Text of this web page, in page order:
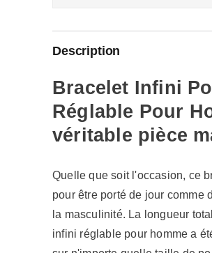
Description
Bracelet Infini
Réglable Pour
véritable pièce
Quelle que soit l'occasion, ce
pour être porté de jour comme
la masculinité. La longueur
infini réglable pour homme a